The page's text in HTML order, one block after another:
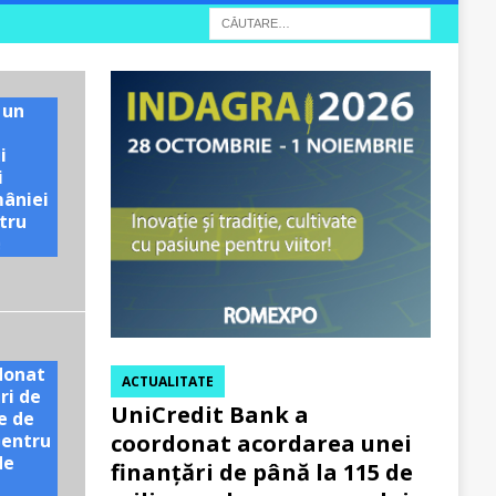
de
de
UniCredit Bank a
coordonat acordarea unei
finanțări de până la 115 de
ACTUALITATE